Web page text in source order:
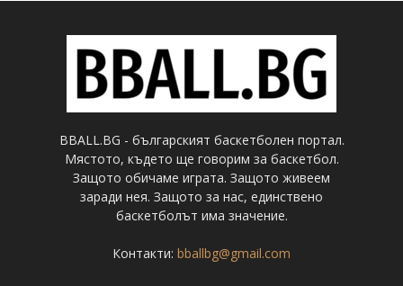
BBALL.BG - българският баскетболен портал.
Мястото, където ще говорим за баскетбол.
Защото обичаме играта. Защото живеем
заради нея. Защото за нас, единствено
баскетболът има значение.
Контакти: bballbg@gmail.com